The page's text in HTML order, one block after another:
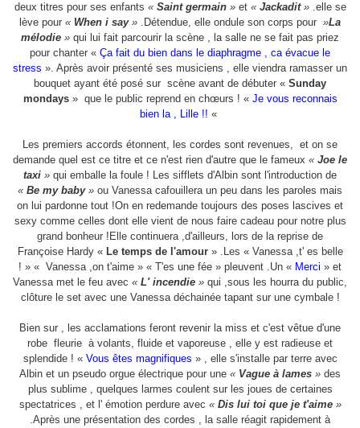
deux titres pour ses enfants « Saint germain»et « Jackadit».elle se
lève pour « When i say» .Détendue, elle ondule son corps pour »La
mélodie » qui lui fait parcourir la scène , la salle ne se fait pas priez
pour chanter « Ça fait du bien dans le diaphragme , ca évacue le
stress ». Après avoir présenté ses musiciens , elle viendra ramasser un
bouquet ayant été posé sur scène avant de débuter « Sunday
mondays» que le public reprend en chœurs ! « Je vous reconnais
bien la , Lille !! «
Les premiers accords étonnent, les cordes sont revenues, et on se
demande quel est ce titre et ce n'est rien d'autre que le fameux « Joe le
taxi » qui emballe la foule ! Les sifflets d'Albin sont l'introduction de
« Be my baby» ou Vanessa cafouillera un peu dans les paroles mais
on lui pardonne tout !On en redemande toujours des poses lascives et
sexy comme celles dont elle vient de nous faire cadeau pour notre plus
grand bonheur !Elle continuera ,d'ailleurs, lors de la reprise de
Françoise Hardy «Le temps de l'amour» .Les « Vanessa ,t' es belle
! » « Vanessa ,on t'aime » « T'es une fée » pleuvent .Un « Merci » et
Vanessa met le feu avec « L' incendie » qui ,sous les hourra du public,
clôture le set avec une Vanessa déchainée tapant sur une cymbale !
Bien sur , les acclamations feront revenir la miss et c'est vêtue d'une
robe fleurie à volants, fluide et vaporeuse , elle y est radieuse et
splendide ! « Vous êtes magnifiques » , elle s'installe par terre avec
Albin et un pseudo orgue électrique pour une « Vague à lames » des
plus sublime , quelques larmes coulent sur les joues de certaines
spectatrices , et l' émotion perdure avec « Dis lui toi que je t'aime»
.Après une présentation des cordes , la salle réagit rapidement à